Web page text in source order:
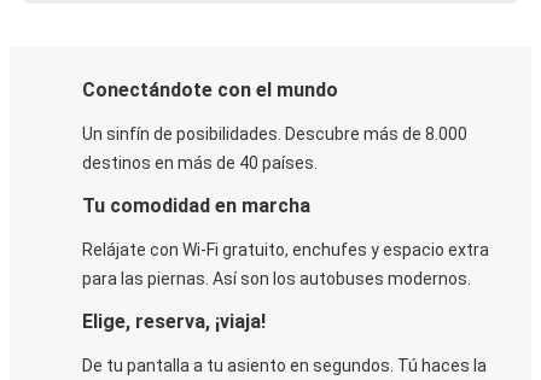
Conectándote con el mundo
Un sinfín de posibilidades. Descubre más de 8.000
destinos en más de 40 países.
Tu comodidad en marcha
Relájate con Wi-Fi gratuito, enchufes y espacio extra
para las piernas. Así son los autobuses modernos.
Elige, reserva, ¡viaja!
De tu pantalla a tu asiento en segundos. Tú haces la